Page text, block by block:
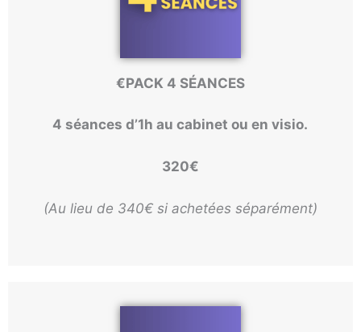
€PACK 4 SÉANCES
4 séances d’1h au cabinet ou en visio.
320€
(Au lieu de 340€ si achetées séparément)